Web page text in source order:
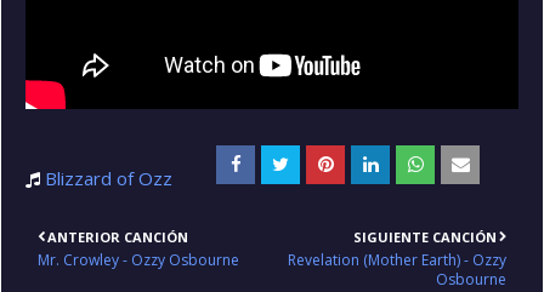
Blizzard of Ozz
ANTERIOR CANCIÓN
Mr. Crowley - Ozzy Osbourne
SIGUIENTE CANCIÓN
Revelation (Mother Earth) - Ozzy
Osbourne